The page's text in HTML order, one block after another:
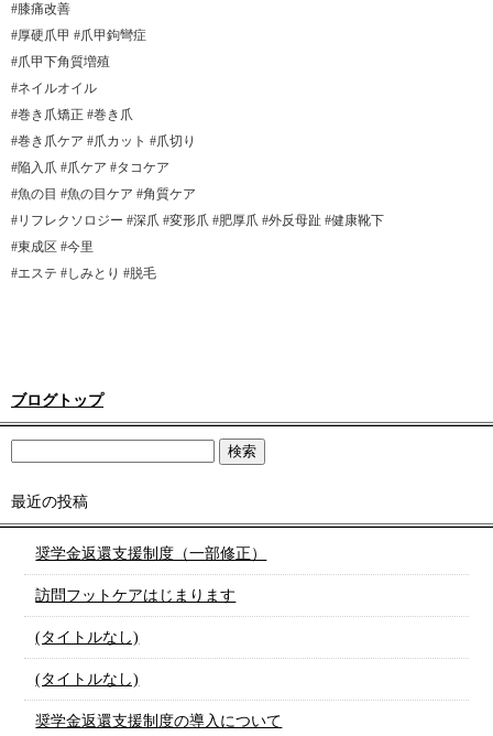
#膝痛改善
#厚硬爪甲 #爪甲鉤彎症
#爪甲下角質増殖
#ネイルオイル
#巻き爪矯正 #巻き爪
#巻き爪ケア #爪カット #爪切り
#陥入爪 #爪ケア #タコケア
#魚の目 #魚の目ケア #角質ケア
#リフレクソロジー #深爪 #変形爪 #肥厚爪 #外反母趾 #健康靴下
#東成区 #今里
#エステ #しみとり #脱毛
ブログトップ
最近の投稿
奨学金返還支援制度（一部修正）
訪問フットケアはじまります
(タイトルなし)
(タイトルなし)
奨学金返還支援制度の導入について